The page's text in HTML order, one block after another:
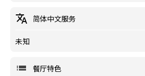
简体中文服务
未知
餐厅特色